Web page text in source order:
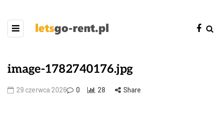
image-1782740176.jpg
29 czerwca 2026 0 28 Share